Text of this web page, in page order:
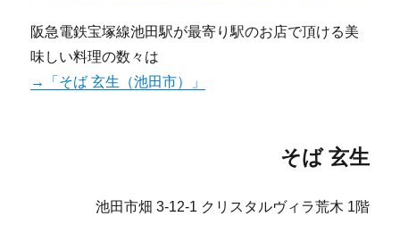
阪急電鉄宝塚線池田駅が最寄り駅のお店で頂ける美
味しい料理の数々は
→「そば 玄生（池田市）」
そば 玄生
池田市畑 3-12-1 クリスタルヴィラ荒木 1階